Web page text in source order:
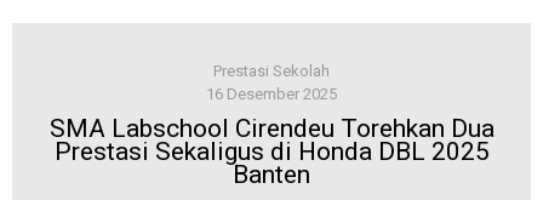
Prestasi Sekolah
16 Desember 2025
SMA Labschool Cirendeu Torehkan Dua
Prestasi Sekaligus di Honda DBL 2025
Banten